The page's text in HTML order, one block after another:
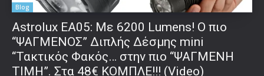
Blog
Astrolux ΕΑ05: Με 6200 Lumens! Ο πιο
“ΨΑΓΜΕΝΟΣ” Διπλής Δέσμης mini
“Τακτικός Φακός… στην πιο “ΨΑΓΜΕΝΗ
ΤΙΜΗ”. Στα 48€ ΚΟΜΠΛΕ!!! (Video)